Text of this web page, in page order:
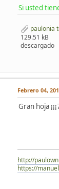
Si usted
paulonia
129.51 kB
descargado
Febrero 04,
Gran hoja
http://
https://